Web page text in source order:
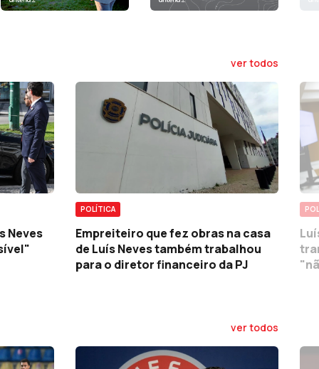
ver todos
Neves
POLÍTICA
Empreiteiro que fez obras na casa
de Luís Neves também trabalhou
para o diretor financeiro da PJ
ver todos